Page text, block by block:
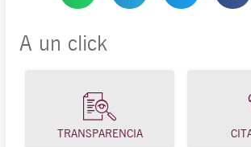
A un click
TRANSPARENCIA